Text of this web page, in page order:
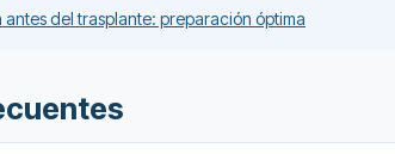
antes del trasplante: preparación óptima